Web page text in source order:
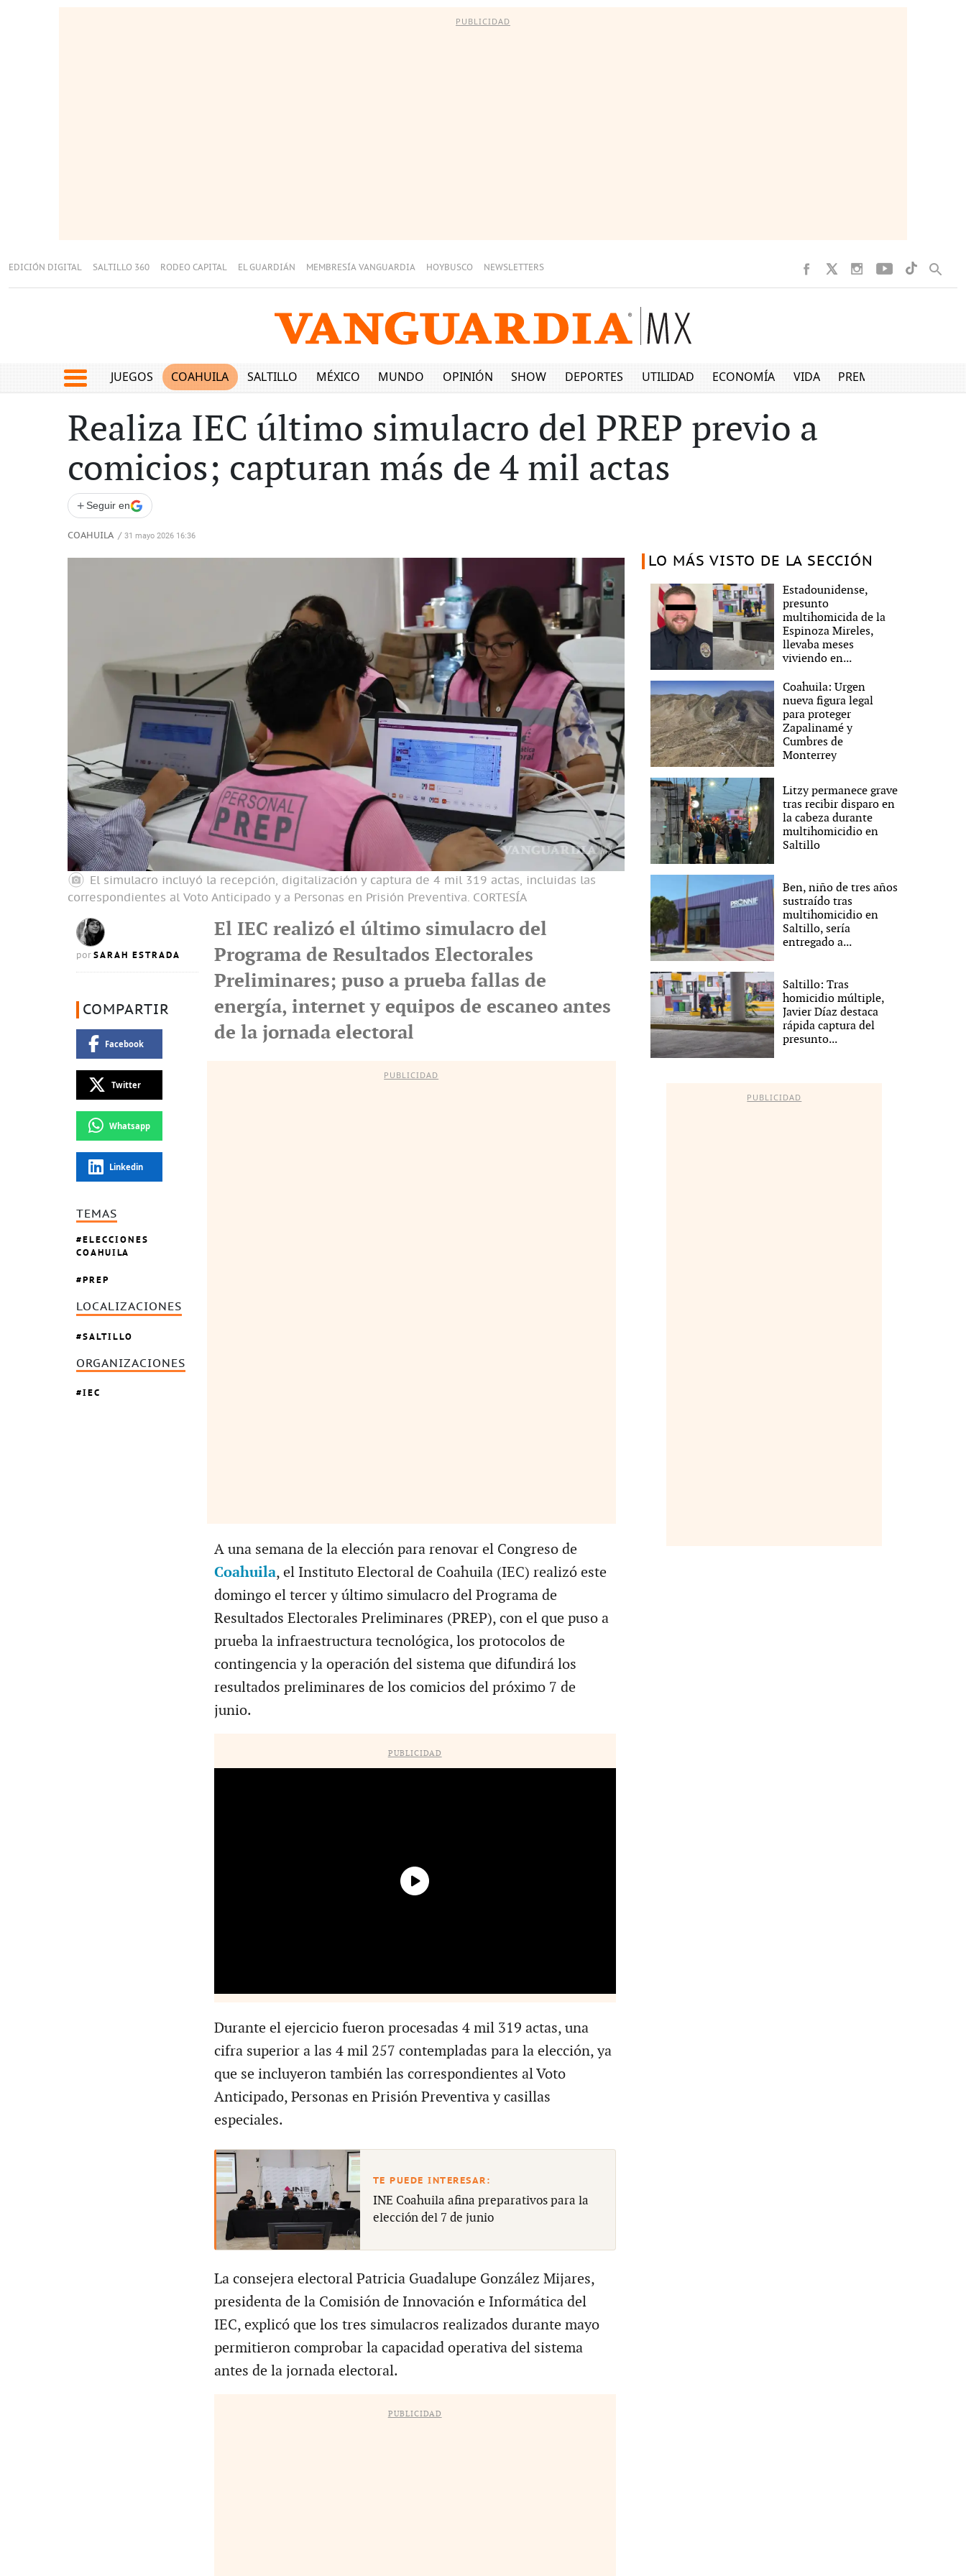
PUBLICIDAD
EDICIÓN DIGITAL SALTILLO 360 RODEO CAPITAL EL GUARDIÁN MEMBRESÍA VANGUARDIA HOYBUSCO NEWSLETTERS
JUEGOS COAHUILA SALTILLO MÉXICO MUNDO OPINIÓN SHOW DEPORTES UTILIDAD ECONOMÍA VIDA PREMIUM
Realiza IEC último simulacro del PREP previo a
comicios; capturan más de 4 mil actas
+ Seguir en
COAHUILA / 31 mayo 2026 16:36
El simulacro incluyó la recepción, digitalización y captura de 4 mil 319 actas, incluidas las
correspondientes al Voto Anticipado y a Personas en Prisión Preventiva. CORTESÍA
por SARAH ESTRADA
COMPARTIR
Facebook
Twitter
Whatsapp
Linkedin
TEMAS
ELECCIONES
COAHUILA
PREP
LOCALIZACIONES
SALTILLO
ORGANIZACIONES
IEC
El IEC realizó el último simulacro del
Programa de Resultados Electorales
Preliminares; puso a prueba fallas de
energía, internet y equipos de escaneo antes
de la jornada electoral
PUBLICIDAD
A una semana de la elección para renovar el Congreso de
Coahuila, el Instituto Electoral de Coahuila (IEC) realizó este
domingo el tercer y último simulacro del Programa de
Resultados Electorales Preliminares (PREP), con el que puso a
prueba la infraestructura tecnológica, los protocolos de
contingencia y la operación del sistema que difundirá los
resultados preliminares de los comicios del próximo 7 de
junio.
PUBLICIDAD
Durante el ejercicio fueron procesadas 4 mil 319 actas, una
cifra superior a las 4 mil 257 contempladas para la elección, ya
que se incluyeron también las correspondientes al Voto
Anticipado, Personas en Prisión Preventiva y casillas
especiales.
INE Coahuila afina preparativos para la
elección del 7 de junio
La consejera electoral Patricia Guadalupe González Mijares,
presidenta de la Comisión de Innovación e Informática del
IEC, explicó que los tres simulacros realizados durante mayo
permitieron comprobar la capacidad operativa del sistema
antes de la jornada electoral.
PUBLICIDAD
LO MÁS VISTO DE LA SECCIÓN
Estadounidense,
presunto
multihomicida de la
Espinoza Mireles,
llevaba meses
viviendo en...
Coahuila: Urgen
nueva figura legal
para proteger
Zapalinamé y
Cumbres de
Monterrey
Litzy permanece grave
tras recibir disparo en
la cabeza durante
multihomicidio en
Saltillo
Ben, niño de tres años
sustraído tras
multihomicidio en
Saltillo, sería
entregado a...
Saltillo: Tras
homicidio múltiple,
Javier Díaz destaca
rápida captura del
presunto...
PUBLICIDAD